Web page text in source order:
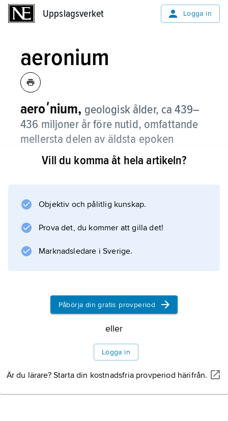
Uppslagsverket Logga in
aeronium
aeroʹnium, geologisk ålder, ca 439–
436 miljoner år före nutid, omfattande
mellersta delen av äldsta epoken
(llandovery) av perioden silur.
silur
geologisk tidsskala
.
Information om artikeln
Vill du komma åt hela artikeln?
Objektiv och pålitlig kunskap.
Prova det, du kommer att gilla det!
Marknadsledare i Sverige.
Påbörja din gratis provperiod
eller
Logga in
Är du lärare? Starta din kostnadsfria provperiod härifrån.